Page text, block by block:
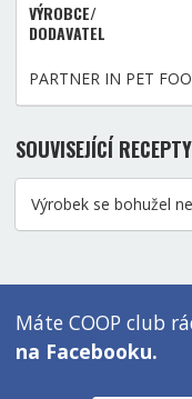
VÝROBCE/
DODAVATEL
PARTNER IN PET
SOUVISEJÍCÍ RECEPTY
Výrobek se bohužel
Máte COOP club
na Facebooku.